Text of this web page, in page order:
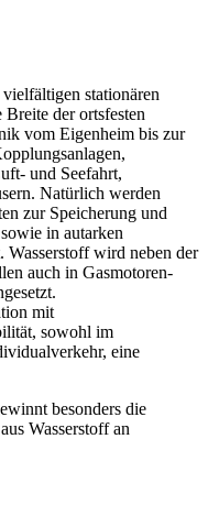
stationären
Breite der ortsfesten
vom Eigenheim bis zur
und Seefahrt,
Natürlich werden
zur Speicherung und
in autarken
Wasserstoff wird neben der
auch in Gasmotoren-
mit
sowohl im
eine
besonders die
Wasserstoff an